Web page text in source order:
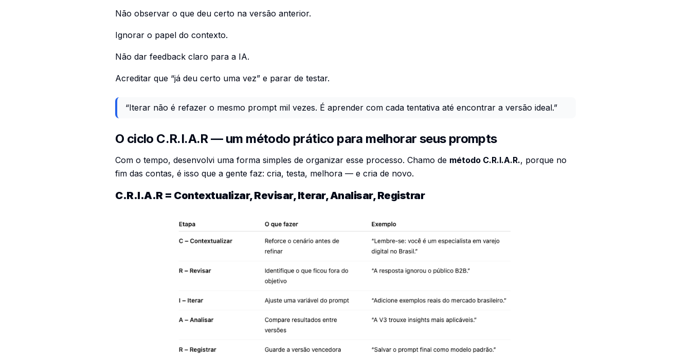
Não observar o que deu certo na versão anterior.
Ignorar o papel do contexto.
Não dar feedback claro para a IA.
Acreditar que “já deu certo uma vez” e parar de testar.
“Iterar não é refazer o mesmo prompt mil vezes. É aprender com cada tentativa até encontrar a versão ideal.”
O ciclo C.R.I.A.R — um método prático para melhorar seus prompts
Com o tempo, desenvolvi uma forma simples de organizar esse processo. Chamo de método C.R.I.A.R., porque no
fim das contas, é isso que a gente faz: cria, testa, melhora — e cria de novo.
C.R.I.A.R = Contextualizar, Revisar, Iterar, Analisar, Registrar